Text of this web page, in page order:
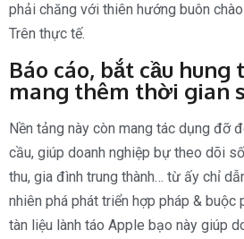
phải chăng với thiên hướng buôn
Trên thực tế.
Báo cáo, bắt cầu hung
mang thêm thời gian
Nền tảng này còn mang tác dụng đỡ
cầu, giúp doanh nghiệp bự theo dõi
thu, gia đình trung thành… từ ấy chỉ
nhiên phá phát triển hợp pháp & buộc
tàn liệu lành táo Apple bạo này giúp